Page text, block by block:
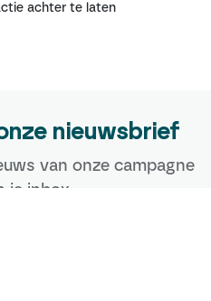
achter te laten
nieuwsbrief
van onze campagne
je inbox.